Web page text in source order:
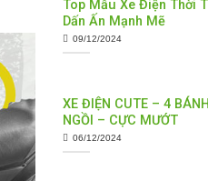
Top Mẫu Xe Điện Thời
Dấn Ấn Mạnh Mẽ
09/12/2024
XE ĐIỆN CUTE – 4
NGỒI – CỰC MƯỚT
06/12/2024